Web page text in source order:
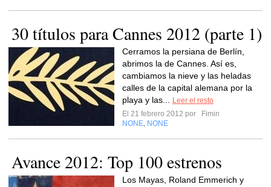
30 títulos para Cannes 2012 (parte 1)
Cerramos la persiana de Berlín,
abrimos la de Cannes. Así es,
cambiamos la nieve y las heladas
calles de la capital alemana por la
playa y las...
Leer el resto
El 21 febrero 2012 por
Fimin
NONE NONE
Avance 2012: Top 100 estrenos
Los Mayas, Roland Emmerich y